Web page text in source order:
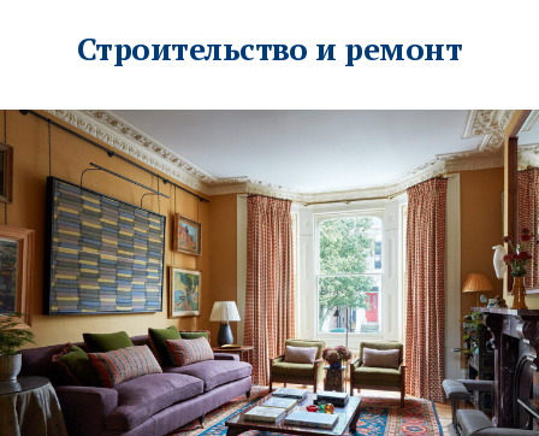
Строительство и ремонт